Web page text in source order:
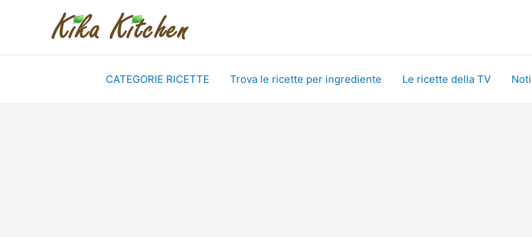
CATEGORIE RICETTE Trova le ricette per ingrediente Le ricette della TV